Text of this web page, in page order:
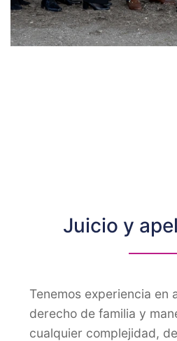
Juicio y
Tenemos experiencia en
derecho de familia y
cualquier complejidad,